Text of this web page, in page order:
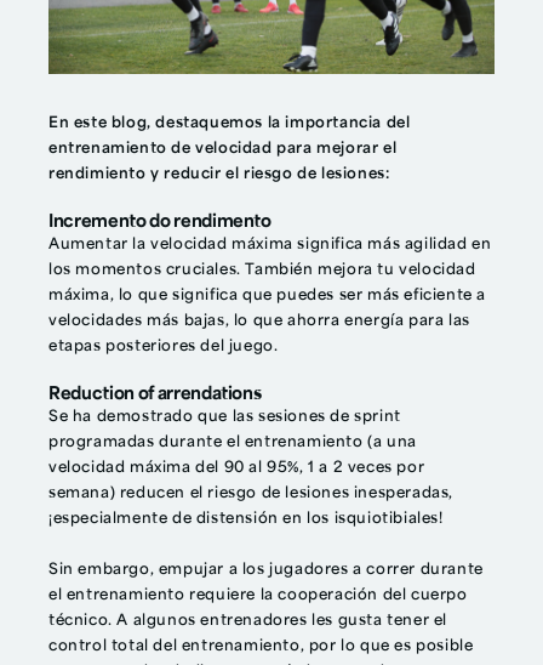
En este blog, destaquemos la importancia del
entrenamiento de velocidad para mejorar el
rendimiento y reducir el riesgo de lesiones:
Incremento do rendimento
Aumentar la velocidad máxima significa más agilidad en
los momentos cruciales. También mejora tu velocidad
máxima, lo que significa que puedes ser más eficiente a
velocidades más bajas, lo que ahorra energía para las
etapas posteriores del juego.
Reduction of arrendations
Se ha demostrado que las sesiones de sprint
programadas durante el entrenamiento (a una
velocidad máxima del 90 al 95%, 1 a 2 veces por
semana) reducen el riesgo de lesiones inesperadas,
¡especialmente de distensión en los isquiotibiales!
Sin embargo, empujar a los jugadores a correr durante
el entrenamiento requiere la cooperación del cuerpo
técnico. A algunos entrenadores les gusta tener el
control total del entrenamiento, por lo que es posible